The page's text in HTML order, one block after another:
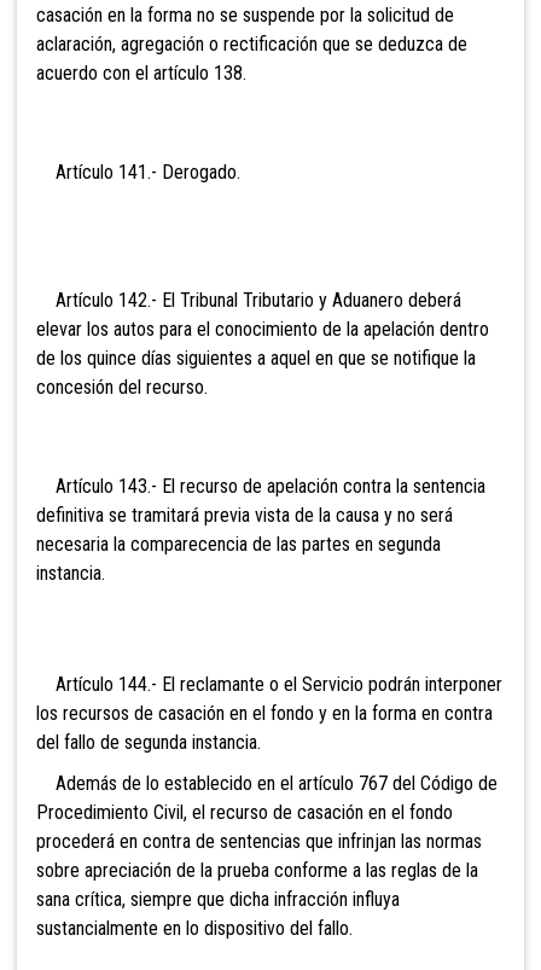
casación en la forma no se suspende por la solicitud de
aclaración, agregación o rectificación que se deduzca de
acuerdo con el artículo 138.
Artículo 141.- Derogado.
Artículo 142.- El Tribunal Tributario y Aduanero deberá
elevar los autos para el conocimiento de la apelación dentro
de los quince días siguientes a aquel en que se notifique la
concesión del recurso.
Artículo 143.- El recurso de apelación contra la sentencia
definitiva se tramitará previa vista de la causa y no será
necesaria la comparecencia de las partes en segunda
instancia.
Artículo 144.- El reclamante o el Servicio podrán interponer
los recursos de casación en el fondo y en la forma en contra
del fallo de segunda instancia.
Además de lo establecido en el artículo 767 del Código de
Procedimiento Civil, el recurso de casación en el fondo
procederá en contra de sentencias que infrinjan las normas
sobre apreciación de la prueba conforme a las reglas de la
sana crítica, siempre que dicha infracción influya
sustancialmente en lo dispositivo del fallo.